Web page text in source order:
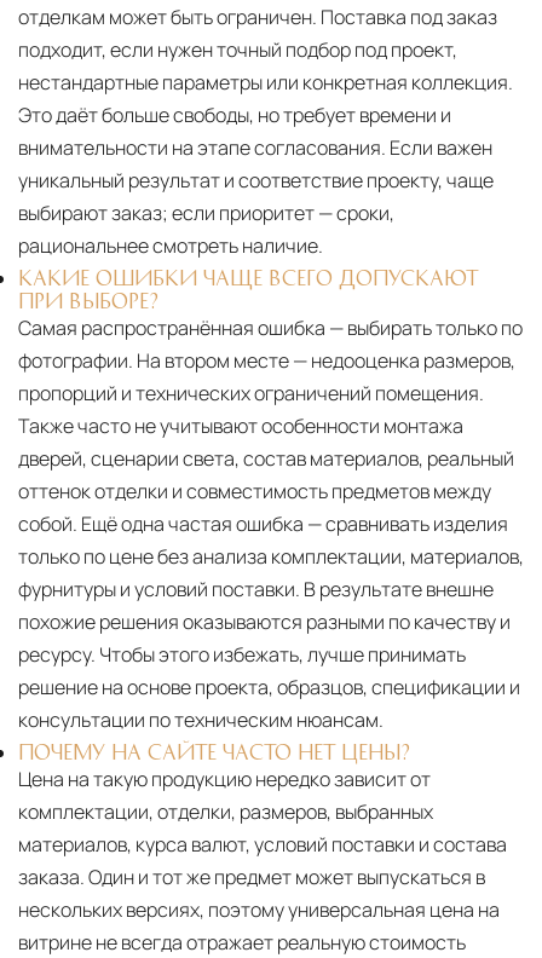
отделкам может быть ограничен. Поставка под заказ
подходит, если нужен точный подбор под проект,
нестандартные параметры или конкретная коллекция.
Это даёт больше свободы, но требует времени и
внимательности на этапе согласования. Если важен
уникальный результат и соответствие проекту, чаще
выбирают заказ; если приоритет — сроки,
рациональнее смотреть наличие.
КАКИЕ ОШИБКИ ЧАЩЕ ВСЕГО ДОПУСКАЮТ
ПРИ ВЫБОРЕ?
Самая распространённая ошибка — выбирать только по
фотографии. На втором месте — недооценка размеров,
пропорций и технических ограничений помещения.
Также часто не учитывают особенности монтажа
дверей, сценарии света, состав материалов, реальный
оттенок отделки и совместимость предметов между
собой. Ещё одна частая ошибка — сравнивать изделия
только по цене без анализа комплектации, материалов,
фурнитуры и условий поставки. В результате внешне
похожие решения оказываются разными по качеству и
ресурсу. Чтобы этого избежать, лучше принимать
решение на основе проекта, образцов, спецификации и
консультации по техническим нюансам.
ПОЧЕМУ НА САЙТЕ ЧАСТО НЕТ ЦЕНЫ?
Цена на такую продукцию нередко зависит от
комплектации, отделки, размеров, выбранных
материалов, курса валют, условий поставки и состава
заказа. Один и тот же предмет может выпускаться в
нескольких версиях, поэтому универсальная цена на
витрине не всегда отражает реальную стоимость